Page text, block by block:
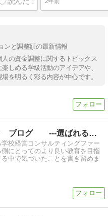
ンと調整額の最新情報
の資金調整に関するトピックス
しめる学級活動のアイデアや、
を明るく彩る内容が中心です。
ヒューマンリンク ブログ ---選ばれる私学には理由がある
校経営コンサルティングファー
にとってのより良い教育を目指
中で気づいたことを書き留めま